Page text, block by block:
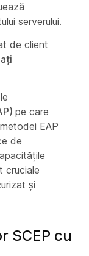
serverului.
de client
pe care
EAP
de
cruciale
și
SCEP cu